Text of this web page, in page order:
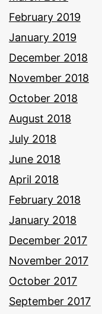
February 2019
January 2019
December 2018
November 2018
October 2018
August 2018
July 2018
June 2018
April 2018
February 2018
January 2018
December 2017
November 2017
October 2017
September 2017